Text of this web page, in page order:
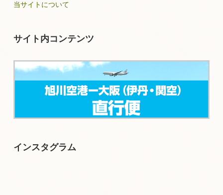
当サイトについて
サイト内コンテンツ
インスタグラム